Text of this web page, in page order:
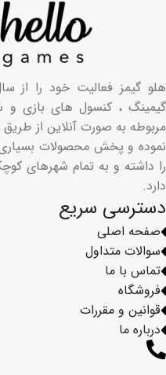
فروشگاه
قوانین و مقررات
درباره ما
دسترسی سریع
صفحه اصلی
سوالات متداول
تماس با ما
گیمینگ ، کنسول های بازی و
نموده و پخش محصولات
را داشته و به تمام شهرهای
دارد.